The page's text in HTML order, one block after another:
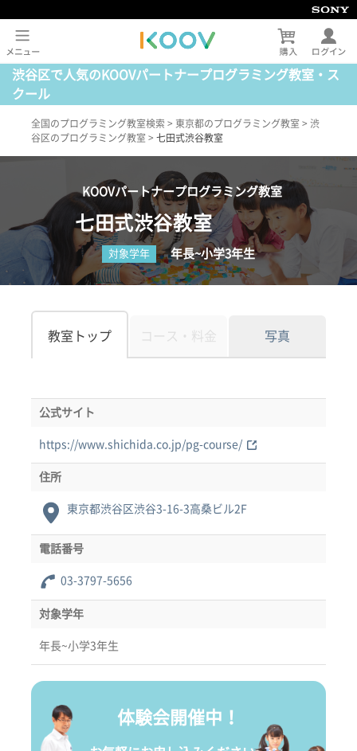
渋谷区で人気のKOOVパートナープログラミング教室・ス
クール
全国のプログラミング教室検索 > 東京都のプログラミング教室 > 渋
谷区のプログラミング教室 > 七田式渋谷教室
KOOVパートナープログラミング教室
七田式渋谷教室
対象学年 年長~小学3年生
教室トップ コース・料金 写真
公式サイト
https://www.shichida.co.jp/pg-course/
住所
東京都渋谷区渋谷3-16-3高桑ビル2F
電話番号
03-3797-5656
対象学年
年長~小学3年生
体験会開催中！